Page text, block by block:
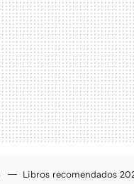
Libros recomendados